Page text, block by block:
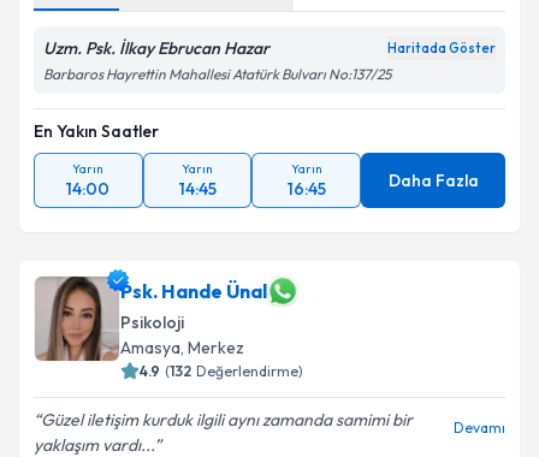
Uzm. Psk. İlkay Ebrucan Hazar Haritada Göster
Barbaros Hayrettin Mahallesi Atatürk Bulvarı No:137/25
En Yakın Saatler
Yarın
14:00
Yarın
14:45
Yarın
16:45 Daha Fazla
Psk. Hande Ünal
Psikoloji
Amasya, Merkez
4.9 (132 Değerlendirme)
Güzel iletişim kurduk ilgili aynı zamanda samimi bir
yaklaşım vardı...
Devamı